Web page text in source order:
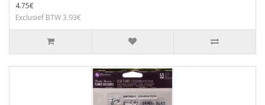
4.75€
Exclusief BTW 3.93€